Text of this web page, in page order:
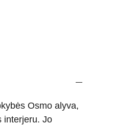
Osmo alyva,
interjeru. Jo